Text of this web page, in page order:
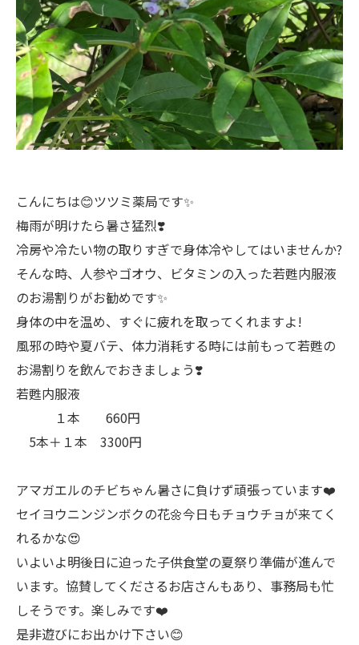
こんにちは😊ツツミ薬局です✨
梅雨が明けたら暑さ猛烈❣️
冷房や冷たい物の取りすぎで身体冷やしてはいませんか?
そんな時、人参やゴオウ、ビタミンの入った若甦内服液
のお湯割りがお勧めです✨
身体の中を温め、すぐに疲れを取ってくれますよ!
風邪の時や夏バテ、体力消耗する時には前もって若甦の
お湯割りを飲んでおきましょう❣️
若甦内服液
１本 660円
5本＋１本 3300円
アマガエルのチビちゃん暑さに負けず頑張っています❤️
セイヨウニンジンボクの花🌼今日もチョウチョが来てく
れるかな😍
いよいよ明後日に迫った子供食堂の夏祭り準備が進んで
います。協賛してくださるお店さんもあり、事務局も忙
しそうです。楽しみです❤️
是非遊びにお出かけ下さい😊